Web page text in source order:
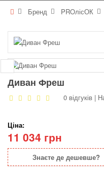
Бренд PROлісОК
Диван Фреш
0 відгуків |
Ціна:
11 034 грн
Знаєте де дешевше?